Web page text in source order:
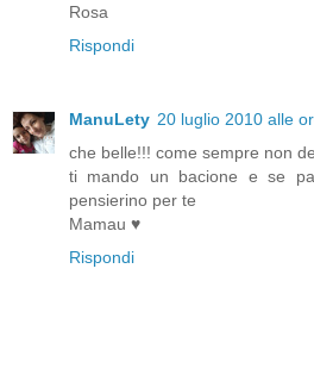
Rosa
Rispondi
ManuLety 20 luglio 2010 alle
che belle!!! come sempre non
ti mando un bacione e se
pensierino per te
Mamau ♥
Rispondi